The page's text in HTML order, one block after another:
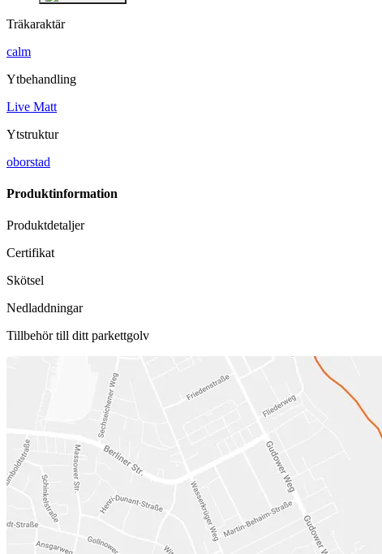
Träkaraktär
calm
Ytbehandling
Live Matt
Ytstruktur
oborstad
Produktinformation
Produktdetaljer
Certifikat
Skötsel
Nedladdningar
Tillbehör till ditt parkettgolv